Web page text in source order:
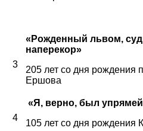
3
«Рожденный львом,
наперекор»
205 лет со дня рождения
Ершова
4
«Я, верно, был
105 лет со дня рождения